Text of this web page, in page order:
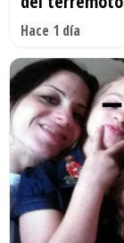
Hace 1 día